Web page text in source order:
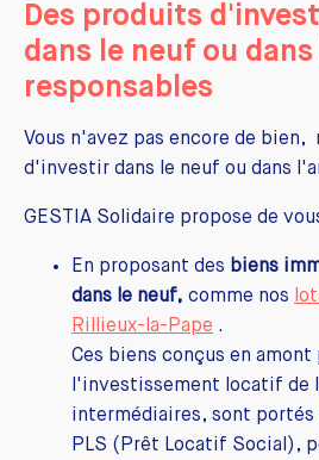
Des produits
dans le neuf ou
responsables
Vous n'avez pas encore de bien,
d'investir dans le neuf ou dans
GESTIA Solidaire propose de
En proposant des biens
dans le neuf, comme nos
Rillieux-la-Pape .
Ces biens conçus en
l'investissement locatif de
intermédiaires, sont portés
PLS (Prêt Locatif Social),